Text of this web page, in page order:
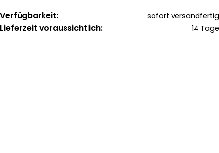
Verfügbarkeit: sofort versandfertig
Lieferzeit voraussichtlich: 14 Tage